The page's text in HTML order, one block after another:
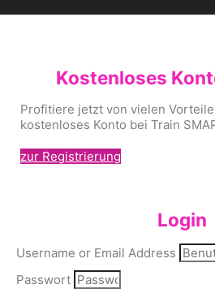
Kostenloses
Profitiere jetzt von vielen
kostenloses Konto bei Train
zur Registrierung
Login
Username or Email Address
Passwort